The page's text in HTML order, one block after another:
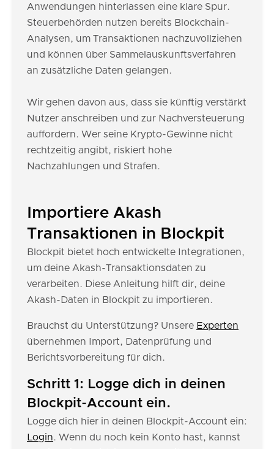
Anwendungen hinterlassen eine klare Spur.
Steuerbehörden nutzen bereits Blockchain-
Analysen, um Transaktionen nachzuvollziehen
und können über Sammelauskunftsverfahren
an zusätzliche Daten gelangen.
Wir gehen davon aus, dass sie künftig verstärkt
Nutzer anschreiben und zur Nachversteuerung
auffordern. Wer seine Krypto-Gewinne nicht
rechtzeitig angibt, riskiert hohe
Nachzahlungen und Strafen.
Importiere Akash
Transaktionen in Blockpit
Blockpit bietet hoch entwickelte Integrationen,
um deine Akash-Transaktionsdaten zu
verarbeiten. Diese Anleitung hilft dir, deine
Akash-Daten in Blockpit zu importieren.
Brauchst du Unterstützung? Unsere Experten
übernehmen Import, Datenprüfung und
Berichtsvorbereitung für dich.
Schritt 1: Logge dich in deinen
Blockpit-Account ein.
Logge dich hier in deinen Blockpit-Account ein:
Login. Wenn du noch kein Konto hast, kannst